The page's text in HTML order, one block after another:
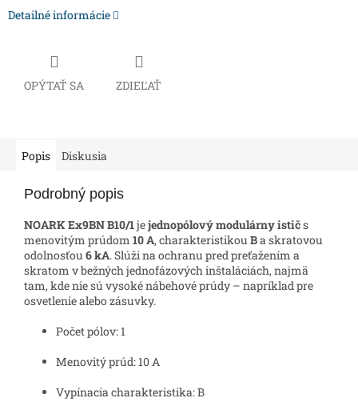
Detailné informácie
OPÝTAŤ SA ZDIEĽAŤ
Popis Diskusia
Podrobný popis
NOARK Ex9BN B10/1jejednopólový modulárny ističs
menovitým prúdom 10 A, charakteristikou Ba skratovou
odolnosťou 6 kA. Slúži na ochranu pred preťažením a
skratom v bežných jednofázových inštaláciách, najmä
tam, kde nie sú vysoké nábehové prúdy – napríklad pre
osvetlenie alebo zásuvky.
Počet pólov: 1
Menovitý prúd: 10 A
Vypínacia charakteristika: B